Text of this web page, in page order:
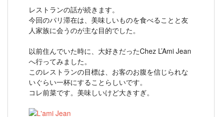
レストランの話が続きます。
今回のパリ滞在は、美味しいものを食べることと友
人家族に会うのが主な目的でした。
以前住んでいた時に、大好きだったChez L’Ami Jean
へ行ってみました。
このレストランの目標は、お客のお腹を信じられな
いぐらい一杯にすることらしいです。
コレ前菜です。美味しいけど大きすぎ。